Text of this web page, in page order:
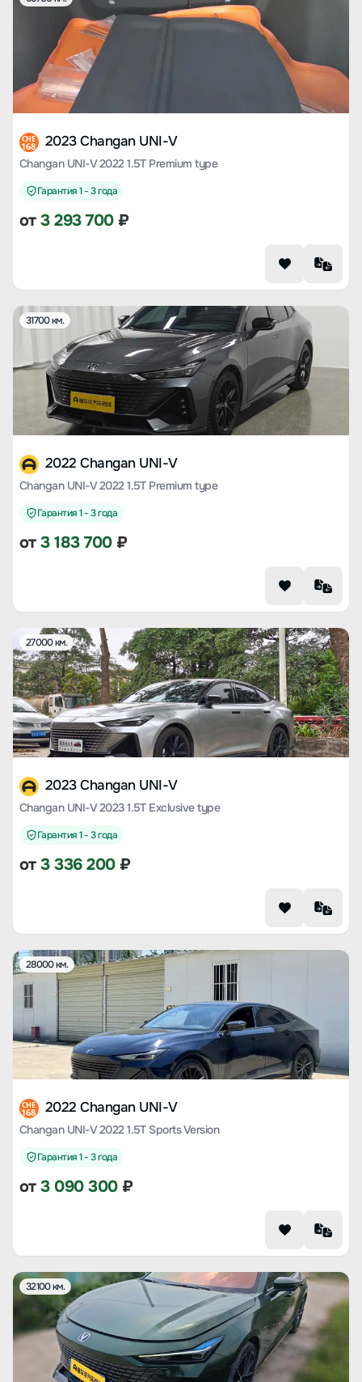
CHE
168 2023 Changan UNI-V
Changan UNI-V 2022 1.5T Premium type
Гарантия 1 - 3 года
от3 293 700₽
31700 км.
2022 Changan UNI-V
Changan UNI-V 2022 1.5T Premium type
Гарантия 1 - 3 года
от3 183 700₽
27000 км.
2023 Changan UNI-V
Changan UNI-V 2023 1.5T Exclusive type
Гарантия 1 - 3 года
от3 336 200₽
28000 км.
CHE
168 2022 Changan UNI-V
Changan UNI-V 2022 1.5T Sports Version
Гарантия 1 - 3 года
от3 090 300₽
32100 км.